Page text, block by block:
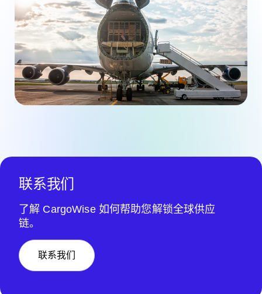
联系我们
了解 CargoWise 如何帮助您解锁全球供应
链。
联系我们